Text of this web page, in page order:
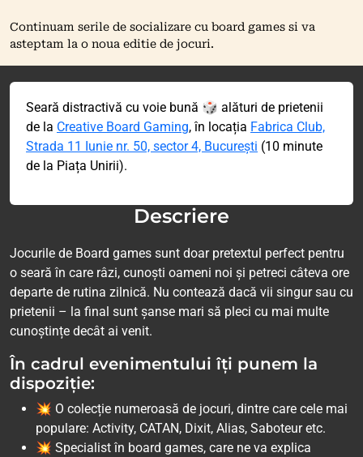
Continuam serile de socializare cu board games si va
asteptam la o noua editie de jocuri.
Seară distractivă cu voie bună 🎲 alături de prietenii
de la Creative Board Gaming, în locația Fabrica Club,
Strada 11 Iunie nr. 50, sector 4, București (10 minute
de la Piața Unirii).
Descriere
Jocurile de Board games sunt doar pretextul perfect pentru
o seară în care râzi, cunoști oameni noi și petreci câteva ore
departe de rutina zilnică. Nu contează dacă vii singur sau cu
prietenii – la final sunt șanse mari să pleci cu mai multe
cunoștințe decât ai venit.
În cadrul evenimentului îți punem la
dispoziție:
💥 O colecție numeroasă de jocuri, dintre care cele mai
populare: Activity, CATAN, Dixit, Alias, Saboteur etc.
💥 Specialist în board games, care ne va explica